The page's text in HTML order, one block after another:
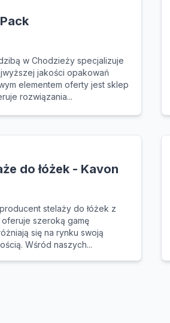
w Chodzieży specjalizuje
jakości opakowań
elementem oferty jest sklep
rozwiązania...
do łóżek - Kavon
stelaży do łóżek z
szeroką gamę
się na rynku swoją
Wśród naszych...